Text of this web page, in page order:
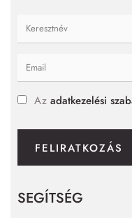
SEGÍTSÉG
Az adatkezelési
FELIRATKOZÁS